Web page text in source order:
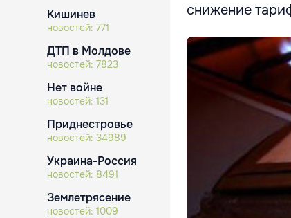
Кишинев
новостей: 771
ДТП в Молдове
новостей: 7823
Нет войне
новостей: 131
Приднестровье
новостей: 34989
Украина-Россия
новостей: 8491
Землетрясение
новостей: 1009
снижение